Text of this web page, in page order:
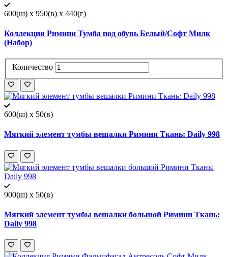
600(ш) x 950(в) x 440(г)
Коллекция Римини Тумба под обувь Белый/Софт Милк
(Набор)
Количество
600(ш) x 50(в)
Мягкий элемент тумбы вешалки Римини Ткань: Daily 998
900(ш) x 50(в)
Мягкий элемент тумбы вешалки большой Римини Ткань:
Daily 998